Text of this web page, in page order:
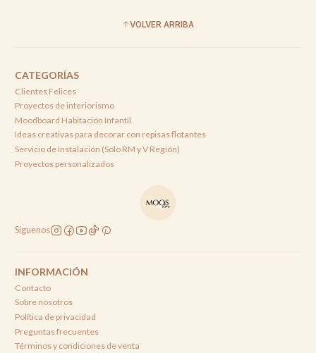
VOLVER ARRIBA
CATEGORÍAS
Clientes Felices
Proyectos de interiorismo
Moodboard Habitación Infantil
Ideas creativas para decorar con repisas flotantes
Servicio de Instalación (Solo RM y V Región)
Proyectos personalizados
Síguenos
INFORMACIÓN
Contacto
Sobre nosotros
Política de privacidad
Preguntas frecuentes
Términos y condiciones de venta